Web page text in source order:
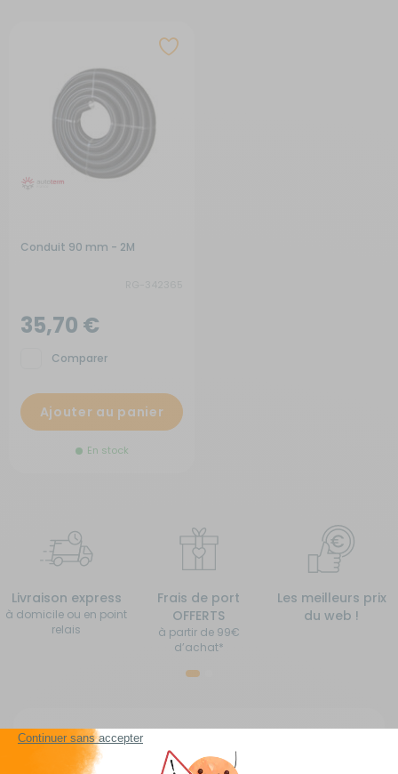
Conduit 90 mm - 2M
35,70 €
Comparer
Ajouter au panier
En stock
Livraison express
à domicile ou en point
relais
Frais de port
OFFERTS
à partir de 99€
d’achat*
Les meilleurs prix
du web !
Chauffages pour camping car, vans, fourgons
aménagés et caravanes